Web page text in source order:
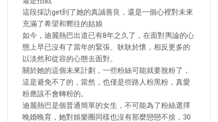
這段採訪get到了她的真誠善良，還是一個心裡對未來
充滿了希望和嚮往的姑娘
如今，迪麗熱巴出道已有8年之久了，在面對輿論的心
態上早已沒有了當年的緊張、耿耿於懷，相反更多的
以淡然和從容的心態去面對。
關於她的這個未來計劃，一些粉絲可能就要脫粉了，
這是避免不了的，當然，也僅是些路人粉黑粉，真愛
粉應該不會轉粉的。
迪麗熱巴是個普通簡單的女生，不可能為了粉絲選擇
晚婚晚育，她對娛樂圈同樣也沒有那麼戀戀不捨，30